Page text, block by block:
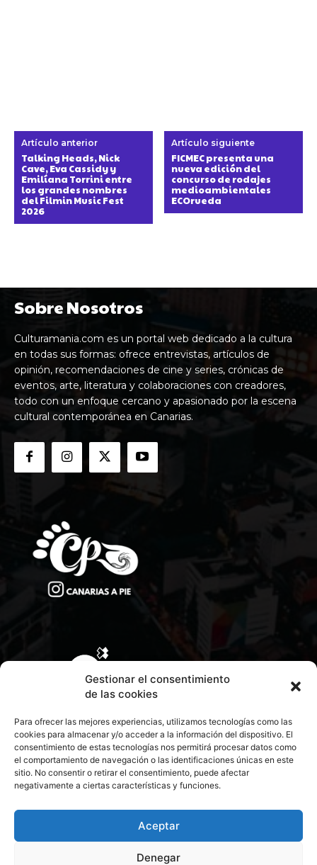
Gestionar el consentimiento
de las cookies
Para ofrecer las mejores experiencias, utilizamos tecnologías como las
cookies para almacenar y/o acceder a la información del dispositivo. El
consentimiento de estas tecnologías nos permitirá procesar datos como
el comportamiento de navegación o las identificaciones únicas en este
sitio. No consentir o retirar el consentimiento, puede afectar
negativamente a ciertas características y funciones.
Aceptar
Denegar
Artículo anterior
Talking Heads, Nick
Cave, Eva Cassidy y
Emilíana Torrini entre
los grandes nombres
del Filmin Music Fest
2026
Artículo siguiente
FICMEC presenta una
nueva edición del
concurso de rodajes
medioambientales
ECOrueda
Sobre Nosotros
Culturamania.com es un portal web dedicado a la cultura
en todas sus formas: ofrece entrevistas, artículos de
opinión, recomendaciones de cine y series, crónicas de
eventos, arte, literatura y colaboraciones con creadores,
todo con un enfoque cercano y apasionado por la escena
cultural contemporánea en Canarias.
CONTACTA CON NOSOTROS